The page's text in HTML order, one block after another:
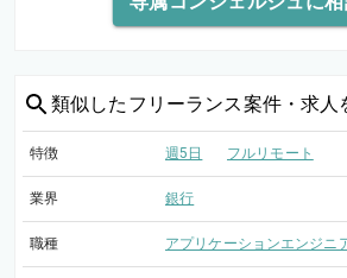
類似した フリーランス案件・求人
特徴 週5日 フルリモート
業界 銀行
職種 アプリケーションエンジニ